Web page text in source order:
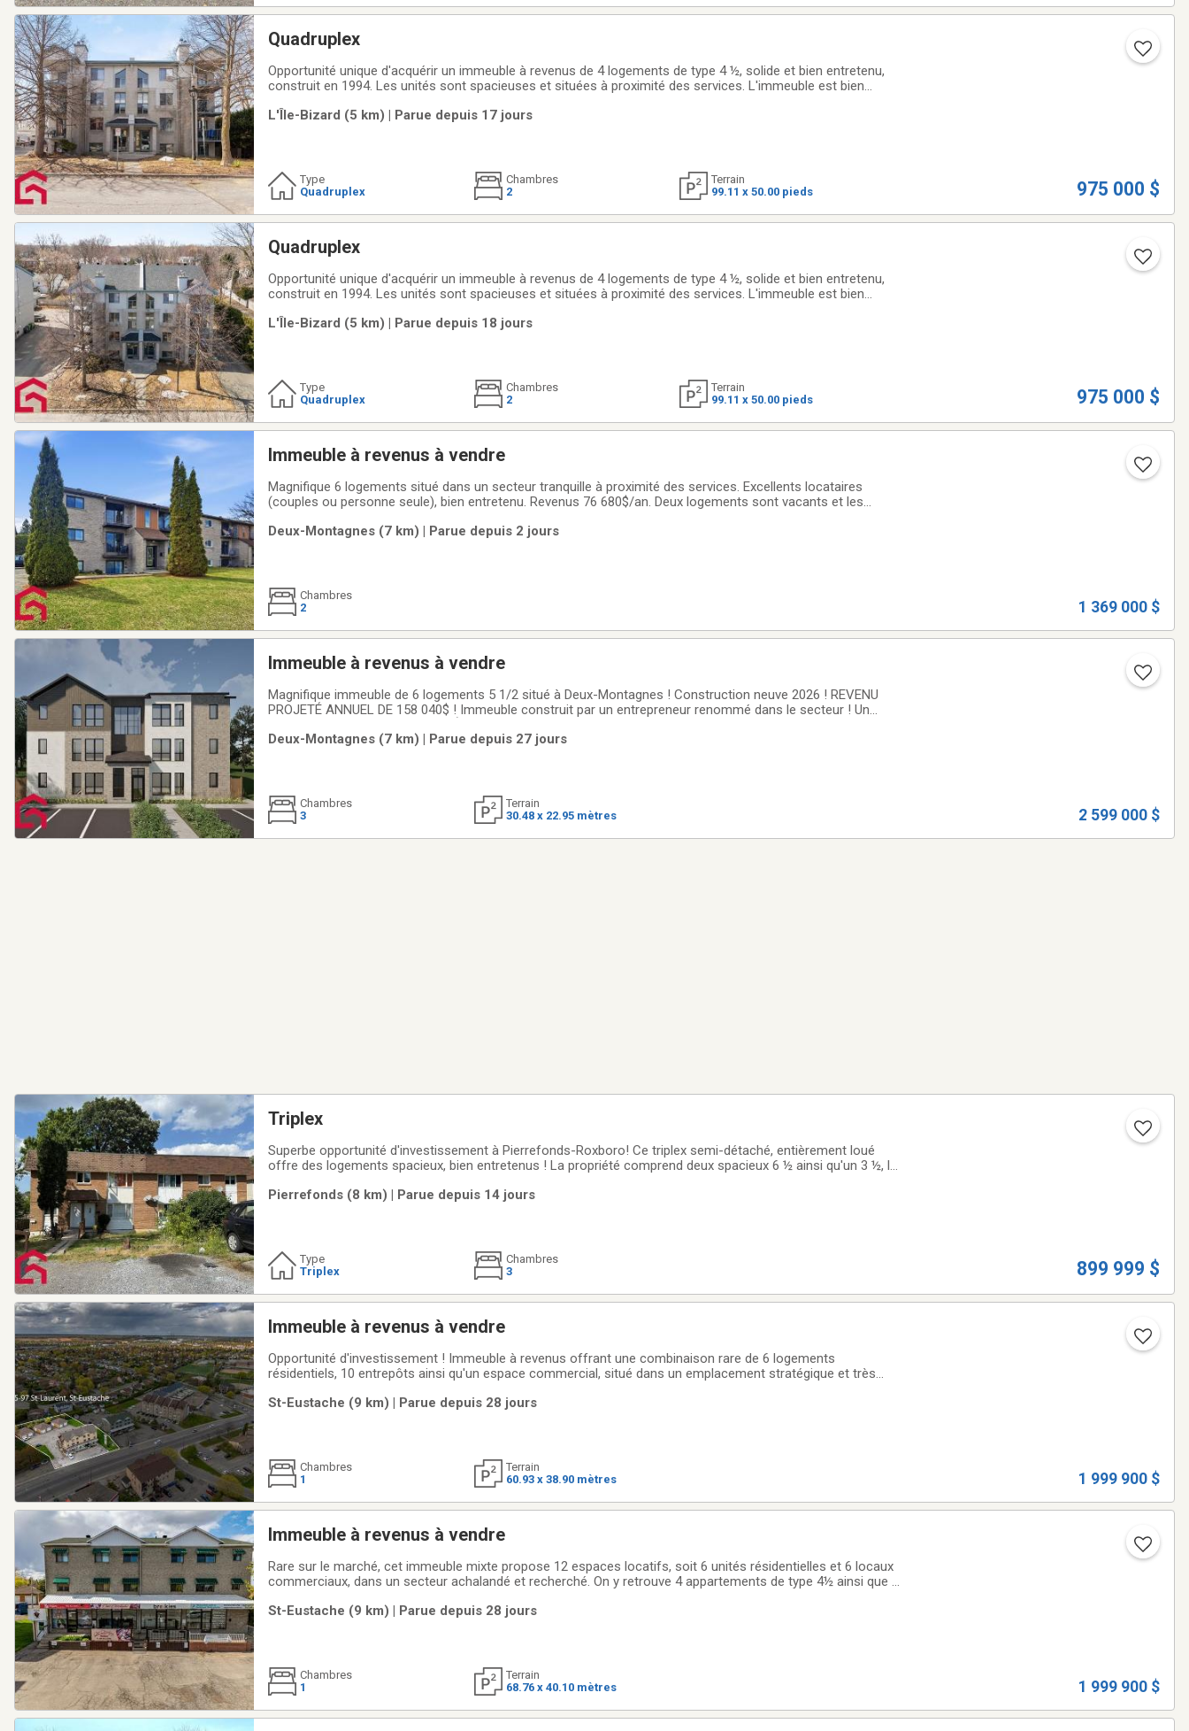
Quadruplex
Opportunité unique d'acquérir un immeuble à revenus de 4 logements de type 4 ½, solide et bien entretenu,
construit en 1994. Les unités sont spacieuses et situées à proximité des services. L'immeuble est bien
convertir les unités en
L'Île-Bizard (5 km) | Parue depuis 17 jours
Type
Quadruplex
Chambres
2
Terrain
99.11 x 50.00 pieds
975 000 $
Quadruplex
Opportunité unique d'acquérir un immeuble à revenus de 4 logements de type 4 ½, solide et bien entretenu,
construit en 1994. Les unités sont spacieuses et situées à proximité des services. L'immeuble est bien
convertir les unités en
L'Île-Bizard (5 km) | Parue depuis 18 jours
Type
Quadruplex
Chambres
2
Terrain
99.11 x 50.00 pieds
975 000 $
Immeuble à revenus à vendre
Magnifique 6 logements situé dans un secteur tranquille à proximité des services. Excellents locataires
(couples ou personne seule), bien entretenu. Revenus 76 680$/an. Deux logements sont vacants et les
conditionnelle à une PA acceptée.
Deux-Montagnes (7 km) | Parue depuis 2 jours
Chambres
2
1 369 000 $
Immeuble à revenus à vendre
Magnifique immeuble de 6 logements 5 1/2 situé à Deux-Montagnes ! Construction neuve 2026 ! REVENU
PROJETÉ ANNUEL DE 158 040$ ! Immeuble construit par un entrepreneur renommé dans le secteur ! Un
2026.AddendaMagnifique immeuble de 6 logements situé à
Deux-Montagnes (7 km) | Parue depuis 27 jours
Chambres
3
Terrain
30.48 x 22.95 mètres
2 599 000 $
Triplex
Superbe opportunité d'investissement à Pierrefonds-Roxboro! Ce triplex semi-détaché, entièrement loué
offre des logements spacieux, bien entretenus ! La propriété comprend deux spacieux 6 ½ ainsi qu'un 3 ½, le
détaché, très bien entretenu,
Pierrefonds (8 km) | Parue depuis 14 jours
Type
Triplex
Chambres
3
899 999 $
Immeuble à revenus à vendre
Opportunité d'investissement ! Immeuble à revenus offrant une combinaison rare de 6 logements
résidentiels, 10 entrepôts ainsi qu'un espace commercial, situé dans un emplacement stratégique et très
renouvelés jusqu'en juin 2027, assurant une stabilité
St-Eustache (9 km) | Parue depuis 28 jours
Chambres
1
Terrain
60.93 x 38.90 mètres
1 999 900 $
Immeuble à revenus à vendre
Rare sur le marché, cet immeuble mixte propose 12 espaces locatifs, soit 6 unités résidentielles et 6 locaux
commerciaux, dans un secteur achalandé et recherché. On y retrouve 4 appartements de type 4½ ainsi que 2
stables à long terme.AddendaÀ
St-Eustache (9 km) | Parue depuis 28 jours
Chambres
1
Terrain
68.76 x 40.10 mètres
1 999 900 $